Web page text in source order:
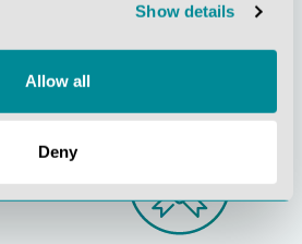
Show details
Allow all
Deny
Soziale